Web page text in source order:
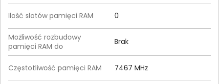
Ilość slotów pamięci RAM 0
Możliwość rozbudowy
pamięci RAM do
Brak
Częstotliwość pamięci RAM 7467 MHz